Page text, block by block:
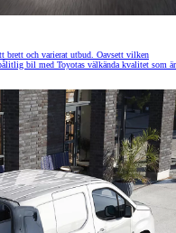
brett och varierat utbud. Oavsett vilken
bil med Toyotas välkända kvalitet som är